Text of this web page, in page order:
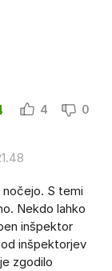
4 0
nočejo. S temi
Nekdo lahko
inšpektor
inšpektorjev
zgodilo